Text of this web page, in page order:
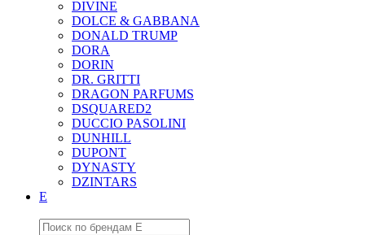
DIVINE
DOLCE & GABBANA
DONALD TRUMP
DORA
DORIN
DR. GRITTI
DRAGON PARFUMS
DSQUARED2
DUCCIO PASOLINI
DUNHILL
DUPONT
DYNASTY
DZINTARS
E